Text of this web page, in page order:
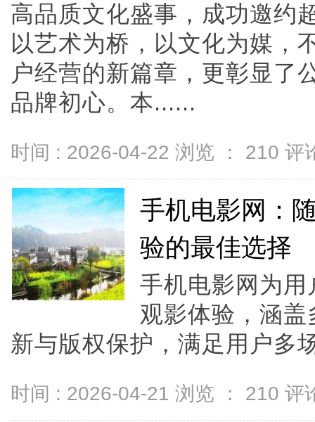
高品质文化盛事，成功邀约
以艺术为桥，以文化为媒，
户经营的新篇章，更彰显了
品牌初心。本......
时间 : 2026-04-22 浏览 ： 210 评
手机电影网：
验的最佳选择
手机电影网为
观影体验，涵
新与版权保护，满足用户多
时间 : 2026-04-21 浏览 ： 210 评